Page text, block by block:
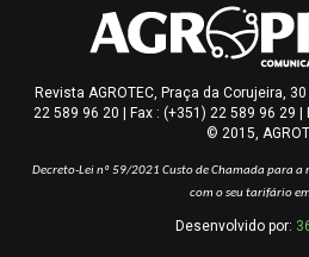
Revista AGROTEC, Praça da Corujeira,
22 589 96 20 | Fax : (+351) 22 589 96 29
© 2015,
Decreto-Lei nº 59/2021 Custo de Chamada para
com o seu tarifário
Desenvolvido por: